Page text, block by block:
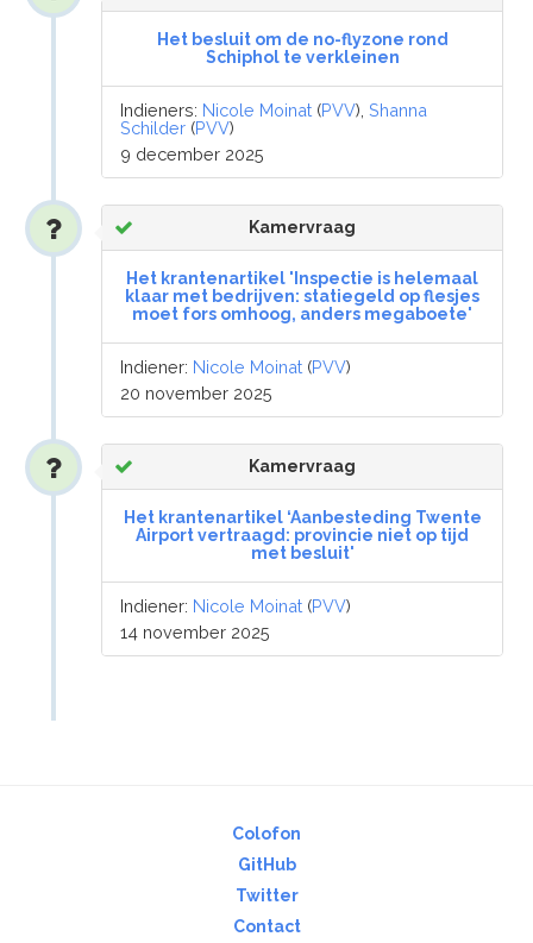
Het besluit om de no-flyzone rond
Schiphol te verkleinen
Indieners: Nicole Moinat (PVV),Shanna
Schilder (PVV)
9 december 2025
Kamervraag
Het krantenartikel 'Inspectie is helemaal
klaar met bedrijven: statiegeld op flesjes
moet fors omhoog, anders megaboete'
Indiener: Nicole Moinat (PVV)
20 november 2025
Kamervraag
Het krantenartikel ‘Aanbesteding Twente
Airport vertraagd: provincie niet op tijd
met besluit'
Indiener: Nicole Moinat (PVV)
14 november 2025
Colofon
GitHub
Twitter
Contact